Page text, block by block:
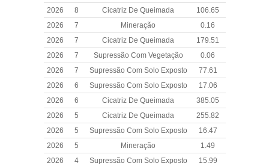
2026
8 Cicatriz De Queimada
106.65
2026
7 Mineração
0.16
2026
7 Cicatriz De Queimada
179.51
2026
7 Supressão Com Vegetação
0.06
2026
7 Supressão Com Solo Exposto
77.61
2026
6 Supressão Com Solo Exposto
17.06
2026
6 Cicatriz De Queimada
385.05
2026
5 Cicatriz De Queimada
255.82
2026
5 Supressão Com Solo Exposto
16.47
2026
5 Mineração
1.49
2026
4 Supressão Com Solo Exposto
15.99